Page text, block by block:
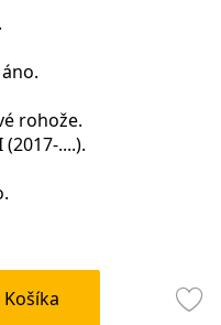
rohože.
....).